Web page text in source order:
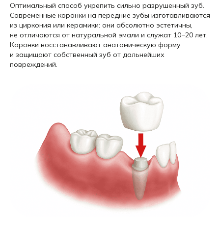
Оптимальный способ укрепить сильно разрушенный зуб.
Современные коронки на передние зубы изготавливаются
из циркония или керамики: они абсолютно эстетичны,
не отличаются от натуральной эмали и служат 10−20 лет.
Коронки восстанавливают анатомическую форму
и защищают собственный зуб от дальнейших
повреждений.